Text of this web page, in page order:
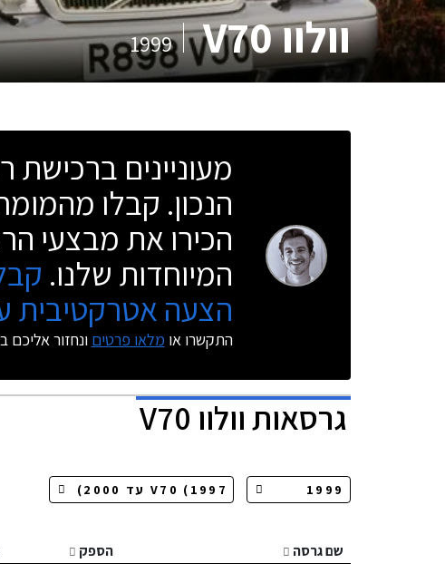
וולוו V70 1999
מעוניינים
הנכון. קבלו
הכירו את מבצעי
המיוחדות שלנו.
הצעה אטרקטיבית
התקשרו או מלאו פרטים ונחזור אליכם
גרסאותוולוו V70
שם גרסה הספק